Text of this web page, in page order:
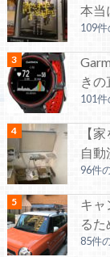
本当
109
きの
101
【
自動
96件
キャ
る
85件